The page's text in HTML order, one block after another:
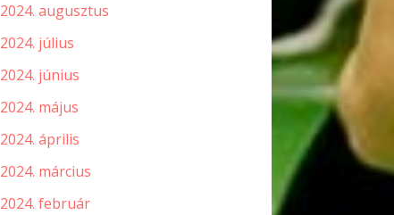
2024. augusztus
2024. július
2024. június
2024. május
2024. április
2024. március
2024. február